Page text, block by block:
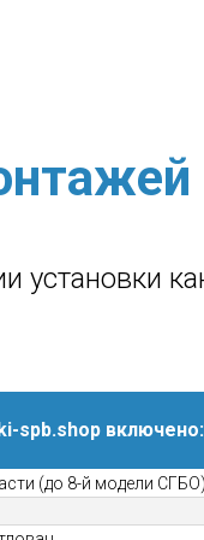
установки
spb.shop включено:
(до 8-й модели СГБО)